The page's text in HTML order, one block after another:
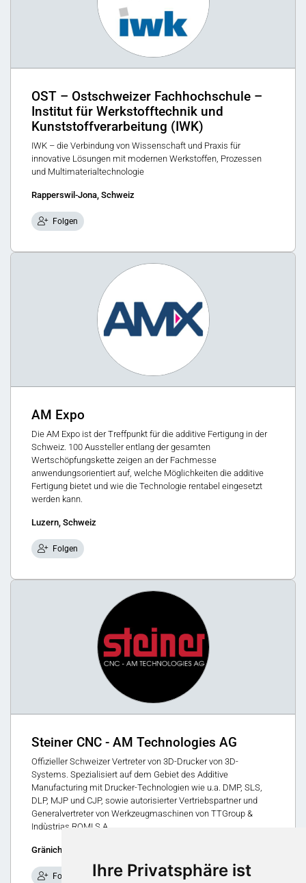
Ihre Privatsphäre ist
OST – Ostschweizer Fachhochschule –
Institut für Werkstofftechnik und
Kunststoffverarbeitung (IWK)
IWK – die Verbindung von Wissenschaft und Praxis für
innovative Lösungen mit modernen Werkstoffen, Prozessen
und Multimaterialtechnologie
Rapperswil-Jona, Schweiz
Folgen
AM Expo
Die AM Expo ist der Treffpunkt für die additive Fertigung in der
Schweiz. 100 Aussteller entlang der gesamten
Wertschöpfungskette zeigen an der Fachmesse
anwendungsorientiert auf, welche Möglichkeiten die additive
Fertigung bietet und wie die Technologie rentabel eingesetzt
werden kann.
Luzern, Schweiz
Folgen
Steiner CNC - AM Technologies AG
Offizieller Schweizer Vertreter von 3D-Drucker von 3D-
Systems. Spezialisiert auf dem Gebiet des Additive
Manufacturing mit Drucker-Technologien wie u.a. DMP, SLS,
DLP, MJP und CJP, sowie autorisierter Vertriebspartner und
Generalvertreter von Werkzeugmaschinen von TTGroup &
Indùstrias ROMI S.A..
Gränichen, Schweiz
Folgen